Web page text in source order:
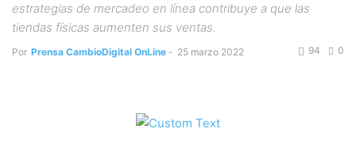
estrategias de mercadeo en línea contribuye a que las
tiendas físicas aumenten sus ventas.
Por Prensa CambioDigital OnLine - 25 marzo 2022 0
94